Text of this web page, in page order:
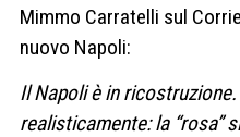
Mimmo Carratelli sul
nuovo Napoli:
Il Napoli è in
realisticamente: la “rosa”